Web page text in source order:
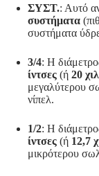
ΣΥΣΤ.: Αυτό
συστήματα
συστήματα
3/4: Η
ίντσες (ή 20
μεγαλύτερου
νίπελ.
1/2: Η
ίντσες (ή 12,7
μικρότερου